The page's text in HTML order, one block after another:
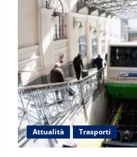
Attualità Trasporti